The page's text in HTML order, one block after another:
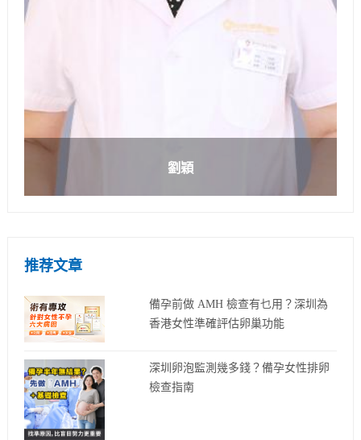
劉穎
推荐文章
備孕前做 AMH 檢查有乜用？深圳為
香港女性準確評估卵巢功能
深圳卵泡監測幾多錢？備孕女性排卵
檢查指南